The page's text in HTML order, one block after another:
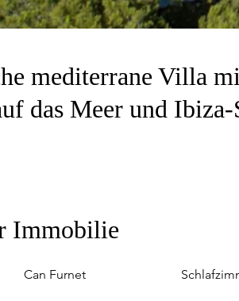
mediterrane Villa
das Meer und
Immobilie
Can Furnet